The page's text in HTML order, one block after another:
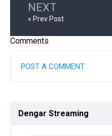
NEXT
« Prev Post
Comments
POST A COMMENT
Dengar Streaming